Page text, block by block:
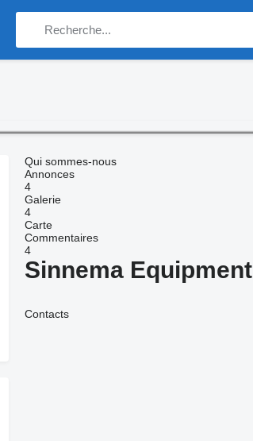
Qui sommes-nous
Annonces
4
Galerie
4
Carte
Commentaires
4
Sinnema Equipment
Contacts